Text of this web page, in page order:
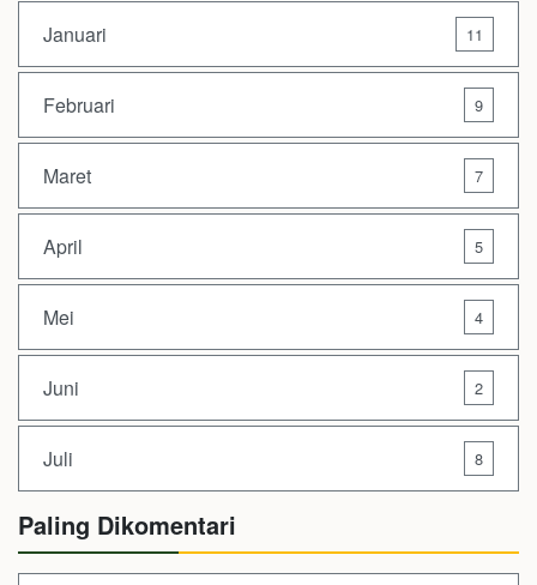
Januari 11
Februari 9
Maret 7
April 5
Mei 4
Juni 2
Juli 8
Paling Dikomentari